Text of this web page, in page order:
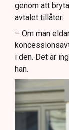
genom att
avtalet tillåter.
– Om man
i den. Det är
han.